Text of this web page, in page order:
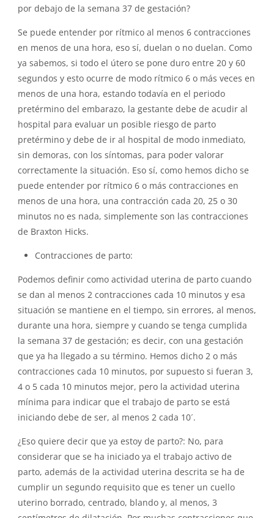
por debajo de la semana 37 de gestación?
Se puede entender por rítmico al menos 6 contracciones
en menos de una hora, eso sí, duelan o no duelan. Como
ya sabemos, si todo el útero se pone duro entre 20 y 60
segundos y esto ocurre de modo rítmico 6 o más veces en
menos de una hora, estando todavía en el periodo
pretérmino del embarazo, la gestante debe de acudir al
hospital para evaluar un posible riesgo de parto
pretérmino y debe de ir al hospital de modo inmediato,
sin demoras, con los síntomas, para poder valorar
correctamente la situación. Eso sí, como hemos dicho se
puede entender por rítmico 6 o más contracciones en
menos de una hora, una contracción cada 20, 25 o 30
minutos no es nada, simplemente son las contracciones
de Braxton Hicks.
Contracciones de parto:
Podemos definir como actividad uterina de parto cuando
se dan al menos 2 contracciones cada 10 minutos y esa
situación se mantiene en el tiempo, sin errores, al menos,
durante una hora, siempre y cuando se tenga cumplida
la semana 37 de gestación; es decir, con una gestación
que ya ha llegado a su término. Hemos dicho 2 o más
contracciones cada 10 minutos, por supuesto si fueran 3,
4 o 5 cada 10 minutos mejor, pero la actividad uterina
mínima para indicar que el trabajo de parto se está
iniciando debe de ser, al menos 2 cada 10´.
¿Eso quiere decir que ya estoy de parto?: No, para
considerar que se ha iniciado ya el trabajo activo de
parto, además de la actividad uterina descrita se ha de
cumplir un segundo requisito que es tener un cuello
uterino borrado, centrado, blando y, al menos, 3